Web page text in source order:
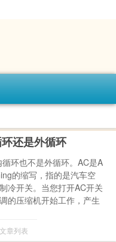
还是外循环
环也不是外循环。AC是A
的缩写，指的是汽车空
冷开关。当您打开AC开关
的压缩机开始工作，产生
文章列表